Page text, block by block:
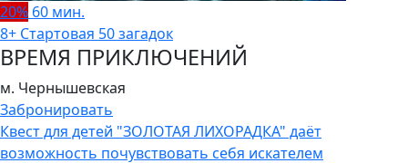
20% 60 мин.
8+ Стартовая 50 загадок
ВРЕМЯ ПРИКЛЮЧЕНИЙ
м. Чернышевская
Забронировать
Квест для детей "ЗОЛОТАЯ ЛИХОРАДКА" даёт
возможность почувствовать себя искателем